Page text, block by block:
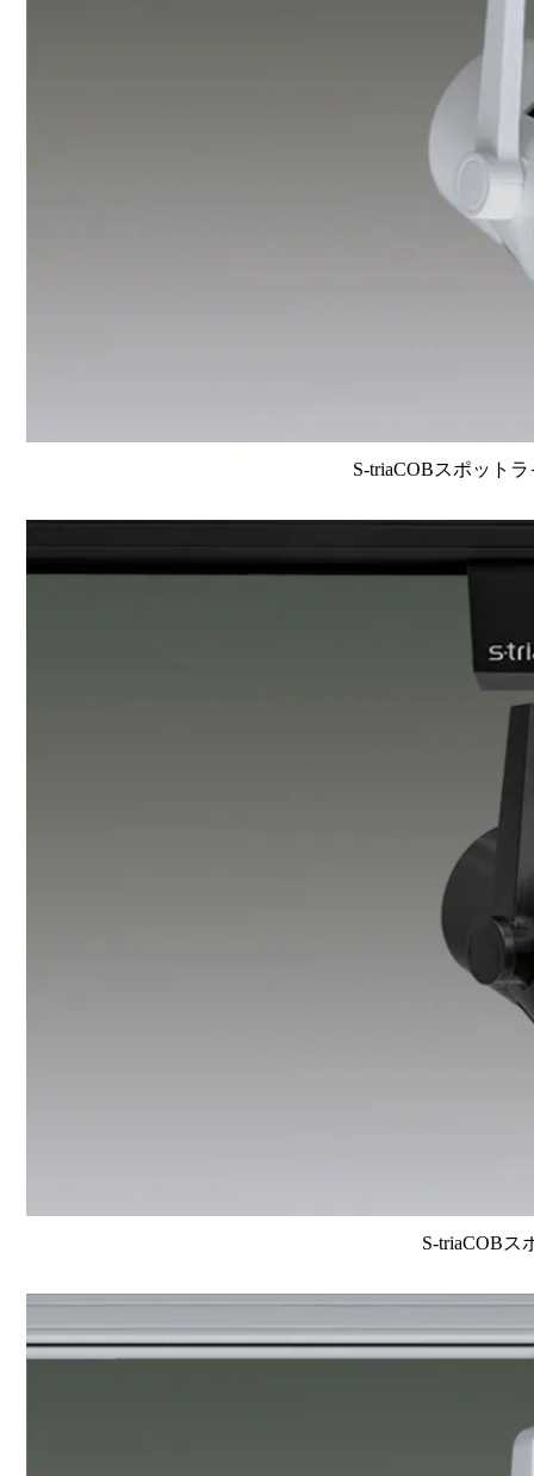
S-triaCOBスポット
S-triaCOBス